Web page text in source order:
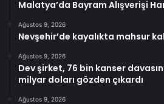
Malatya’da Bayram Alışverişi
Ağustos 9, 2026
Nevşehir’de kayalıkta mahsur
Ağustos 9, 2026
Dev şirket, 76 bin kanser
milyar doları gözden çıkardı
Ağustos 9, 2026